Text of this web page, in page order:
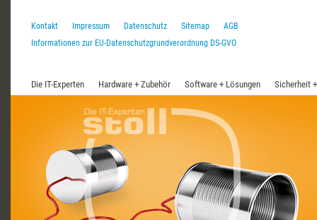
Kontakt Impressum Datenschutz Sitemap
AGB
Informationen zur EU-Datenschutzgrundverordnung DS-GVO
Die IT-Experten Hardware + Zubehör Software + Lösungen Sicherheit